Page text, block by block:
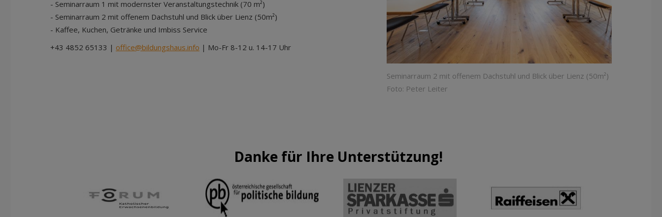
- Seminarraum 1 mit modernster Veranstaltungstechnik (70 m²)
- Seminarraum 2 mit offenem Dachstuhl und Blick über Lienz (50m²)
- Kaffee, Kuchen, Getränke und Imbiss Service
+43 4852 65133 | office@bildungshaus.info | Mo-Fr 8-12 u. 14-17 Uhr
Seminarraum 2 mit offenem Dachstuhl und Blick über Lienz (50m²)
Foto: Peter Leiter
Danke für Ihre Unterstützung!